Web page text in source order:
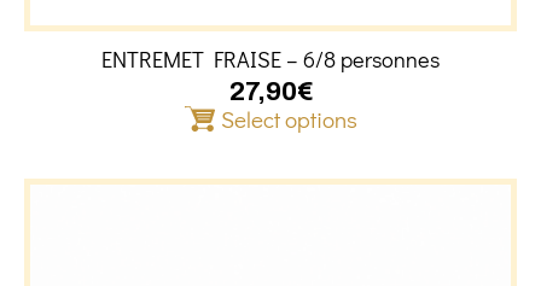
ENTREMET FRAISE – 6/8 personnes
27,90€
Select options